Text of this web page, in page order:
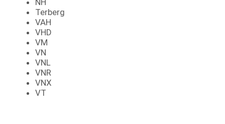
Terberg
VAH
VHD
VM
VN
VNL
VNR
VNX
VT